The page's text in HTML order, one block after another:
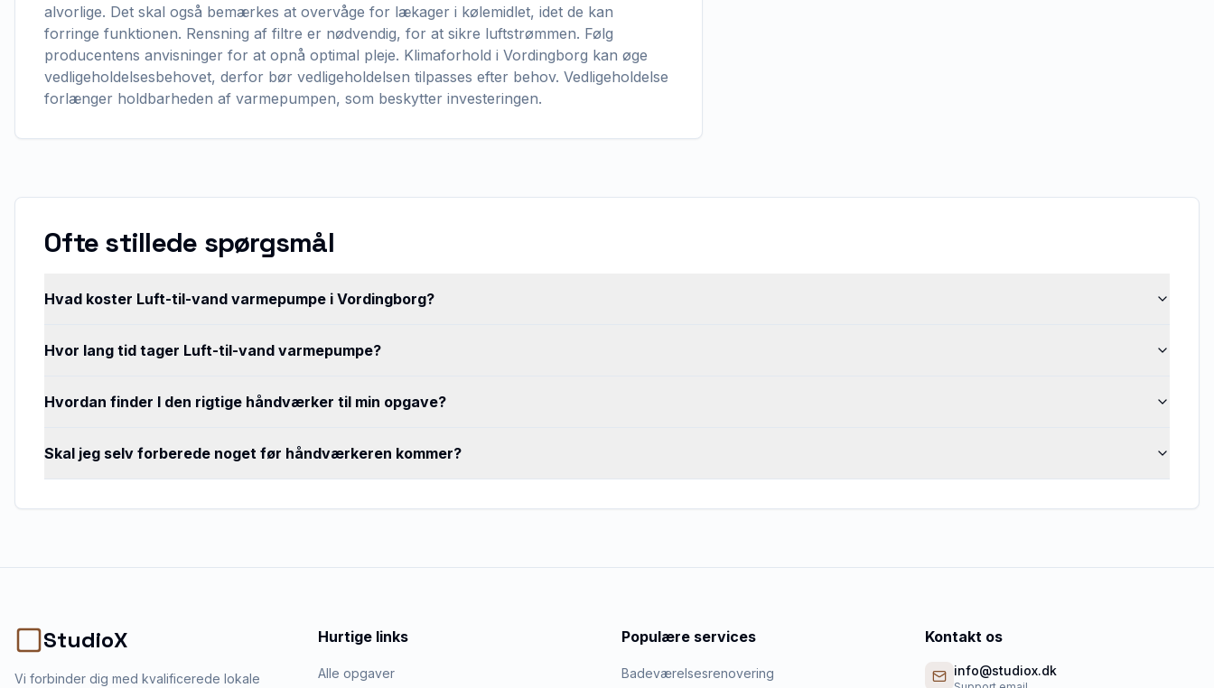
alvorlige. Det skal også bemærkes at overvåge for lækager i kølemidlet, idet de kan
forringe funktionen. Rensning af filtre er nødvendig, for at sikre luftstrømmen. Følg
producentens anvisninger for at opnå optimal pleje. Klimaforhold i Vordingborg kan øge
vedligeholdelsesbehovet, derfor bør vedligeholdelsen tilpasses efter behov. Vedligeholdelse
forlænger holdbarheden af varmepumpen, som beskytter investeringen.
Ofte stillede spørgsmål
Hvad koster Luft-til-vand varmepumpe i Vordingborg?
Hvor lang tid tager Luft-til-vand varmepumpe?
Hvordan finder I den rigtige håndværker til min opgave?
Skal jeg selv forberede noget før håndværkeren kommer?
StudioX
Vi forbinder dig med kvalificerede lokale
Hurtige links
Alle opgaver
Populære services
Badeværelsesrenovering
Kontakt os
info@studiox.dk